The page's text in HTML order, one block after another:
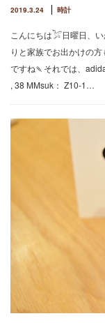
2019.3.24 時計
こんにちは𓅯日曜日、
りと家族でお出かけの
ですね🍡それでは、
, 38 MMsuk： Z10-1…